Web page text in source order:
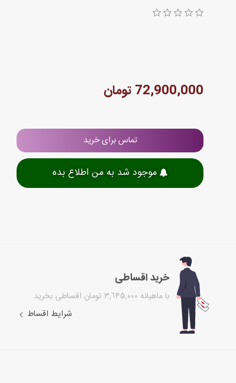
72,900,000 تومان
تماس برای خرید
موجود شد به من اطلاع بده
خرید اقساطی
با ماهیانه ۳,٦۴۵,۰۰۰ تومان اقساطی بخرید
شرایط اقساط